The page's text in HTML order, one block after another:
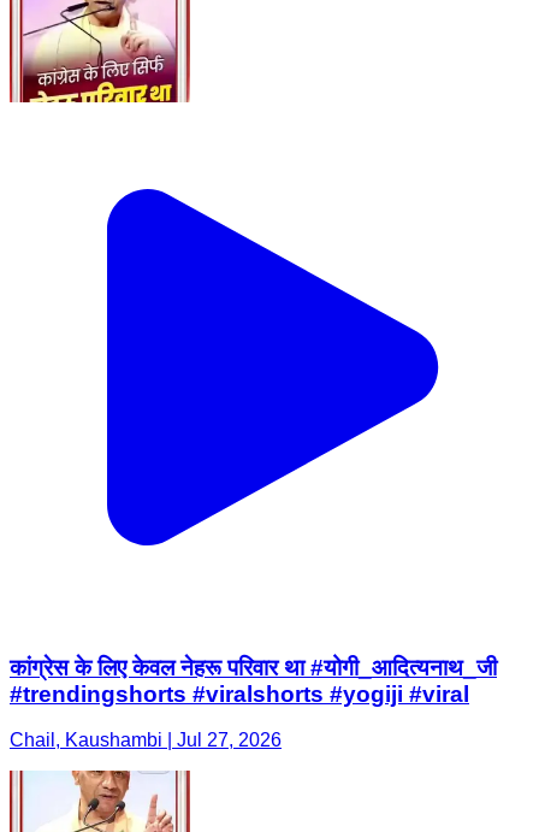
कांग्रेस के लिए केवल नेहरू परिवार था #योगी_आदित्यनाथ_जी
#trendingshorts #viralshorts #yogiji #viral
Chail, Kaushambi | Jul 27, 2026